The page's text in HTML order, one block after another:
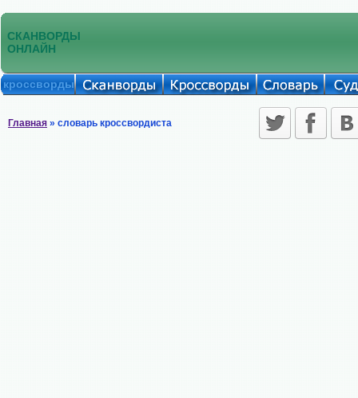
СКАНВОРДЫ
ОНЛАЙН
кроссворды
Главная » словарь кроссвордиста